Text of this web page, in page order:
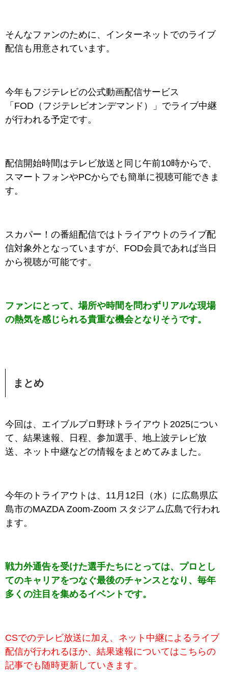
そんなファンのために、インターネットでのライブ
配信も用意されています。
今年もフジテレビの公式動画配信サービス
「FOD（フジテレビオンデマンド）」でライブ中継
が行われる予定です。
配信開始時間はテレビ放送と同じ午前10時からで、
スマートフォンやPCからでも簡単に視聴可能できま
す。
スカパー！の番組配信ではトライアウトのライブ配
信対象外となっていますが、FOD会員であれば当日
から視聴が可能です。
ファンにとって、場所や時間を問わずリアルな現場
の熱気を感じられる貴重な機会となりそうです。
まとめ
今回は、エイブルプロ野球トライアウト2025につい
て、結果速報、日程、参加選手、地上波テレビ放
送、ネット中継などの情報をまとめてみました。
今年のトライアウトは、11月12日（水）に広島県広
島市のMAZDA Zoom-Zoom スタジアム広島で行われ
ます。
戦力外通告を受けた選手たちにとっては、プロとし
てのキャリアをつなぐ最後のチャンスとなり、毎年
多くの注目を集めるイベントです。
CSでのテレビ放送に加え、ネット中継によるライブ
配信が行われるほか、結果速報についてはこちらの
記事でも随時更新していきます。